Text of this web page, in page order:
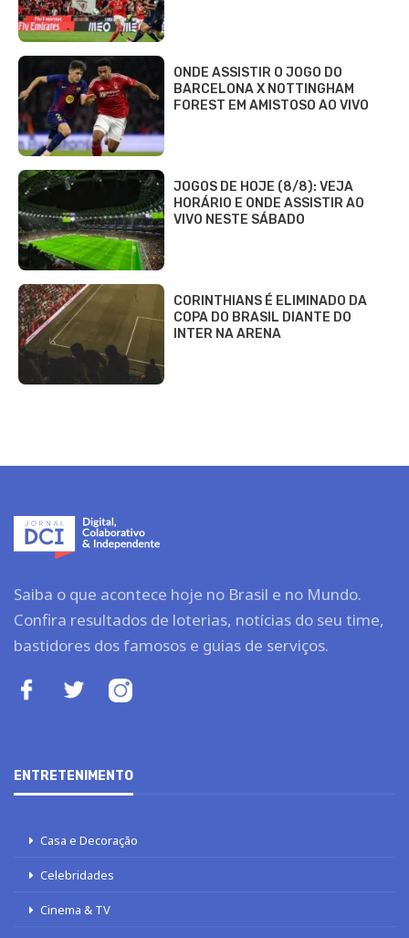
ONDE ASSISTIR O JOGO DO
BARCELONA X NOTTINGHAM
FOREST EM AMISTOSO AO VIVO
JOGOS DE HOJE (8/8): VEJA
HORÁRIO E ONDE ASSISTIR AO
VIVO NESTE SÁBADO
CORINTHIANS É ELIMINADO DA
COPA DO BRASIL DIANTE DO
INTER NA ARENA
Saiba o que acontece hoje no Brasil e no Mundo.
Confira resultados de loterias, notícias do seu time,
bastidores dos famosos e guias de serviços.
ENTRETENIMENTO
Casa e Decoração
Celebridades
Cinema & TV